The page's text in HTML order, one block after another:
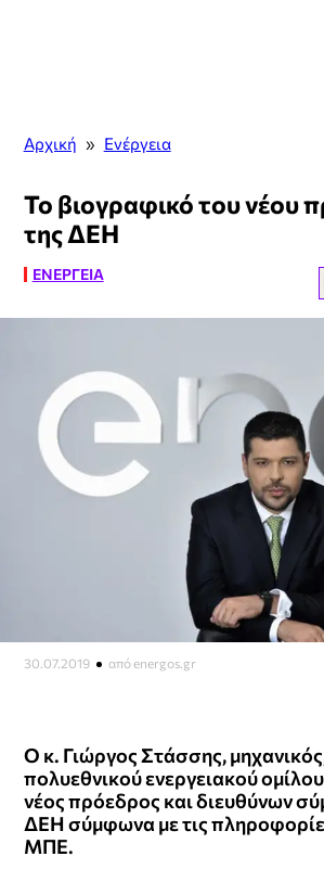
Αρχική » Ενέργεια
Το βιογραφικό του νέου
της ΔΕΗ
ΕΝΈΡΓΕΙΑ
30.07.2019 από energos.gr
Ο κ. Γιώργος Στάσσης,
πολυεθνικού ενεργειακού ομίλου
νέος πρόεδρος και διευθύνων
ΔΕΗ σύμφωνα με τις
ΜΠΕ.